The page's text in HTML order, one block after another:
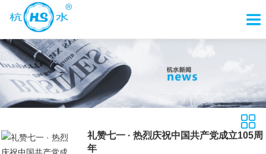
礼赞七一 · 热烈庆祝中国共产党成立105周
年